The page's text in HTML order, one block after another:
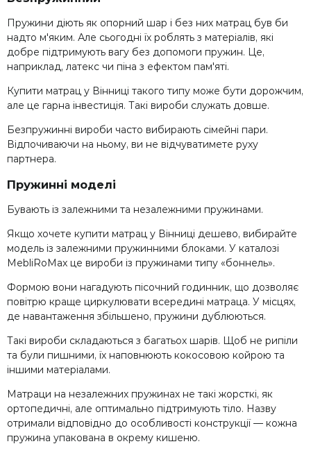
Пружини діють як опорний шар і без них матрац був би
надто м'яким. Але сьогодні їх роблять з матеріалів, які
добре підтримують вагу без допомоги пружин. Це,
наприклад, латекс чи піна з ефектом пам'яті.
Купити матрац у Вінниці такого типу може бути дорожчим,
але це гарна інвестиція. Такі вироби служать довше.
Безпружинні вироби часто вибирають сімейні пари.
Відпочиваючи на ньому, ви не відчуватимете руху
партнера.
Пружинні моделі
Бувають із залежними та незалежними пружинами.
Якщо хочете купити матрац у Вінниці дешево, вибирайте
модель із залежними пружинними блоками. У каталозі
MebliRoMax це вироби із пружинами типу «боннель».
Формою вони нагадують пісочний годинник, що дозволяє
повітрю краще циркулювати всередині матраца. У місцях,
де навантаження збільшено, пружини дублюються.
Такі вироби складаються з багатьох шарів. Щоб не рипіли
та були пишними, їх наповнюють кокосовою койрою та
іншими матеріалами.
Матраци на незалежних пружинах не такі жорсткі, як
ортопедичні, але оптимально підтримують тіло. Назву
отримали відповідно до особливості конструкції — кожна
пружина упакована в окрему кишеню.